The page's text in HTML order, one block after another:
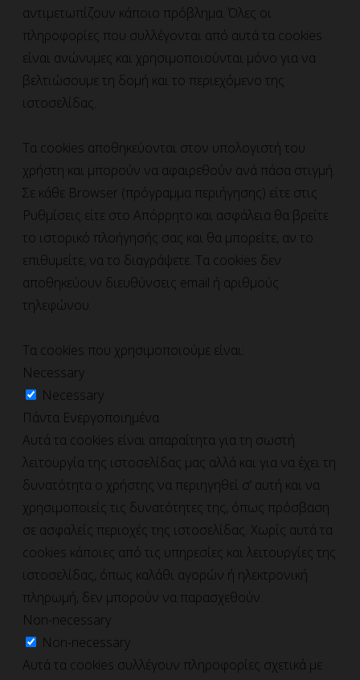
αντιμετωπίζουν κάποιο πρόβλημα. Όλες οι
πληροφορίες που συλλέγονται από αυτά τα cookies
είναι ανώνυμες και χρησιμοποιούνται μόνο για να
βελτιώσουμε τη δομή και το περιεχόμενο της
ιστοσελίδας.
Τα cookies αποθηκεύονται στον υπολογιστή του
χρήστη και μπορούν να αφαιρεθούν ανά πάσα στιγμή.
Σε κάθε Browser (πρόγραμμα περιήγησης) είτε στις
Ρυθμίσεις είτε στο Απόρρητο και ασφάλεια θα βρείτε
το ιστορικό πλοήγησής σας και θα μπορείτε, αν το
επιθυμείτε, να το διαγράψετε. Τα cookies δεν
αποθηκεύουν διευθύνσεις email ή αριθμούς
τηλεφώνου.
Τα cookies που χρησιμοποιούμε είναι:
Necessary
Necessary
Πάντα Ενεργοποιημένα
Αυτά τα cookies είναι απαραίτητα για τη σωστή
λειτουργία της ιστοσελίδας μας αλλά και για να έχει τη
δυνατότητα ο χρήστης να περιηγηθεί σ’ αυτή και να
χρησιμοποιείς τις δυνατότητες της, όπως πρόσβαση
σε ασφαλείς περιοχές της ιστοσελίδας. Χωρίς αυτά τα
cookies κάποιες από τις υπηρεσίες και λειτουργίες της
ιστοσελίδας, όπως καλάθι αγορών ή ηλεκτρονική
πληρωμή, δεν μπορούν να παρασχεθούν.
Non-necessary
Non-necessary
Αυτά τα cookies συλλέγουν πληροφορίες σχετικά με